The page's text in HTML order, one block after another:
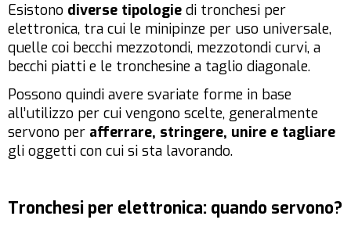
Esistono diverse tipologie di tronchesi per
elettronica, tra cui le minipinze per uso universale,
quelle coi becchi mezzotondi, mezzotondi curvi, a
becchi piatti e le tronchesine a taglio diagonale.
Possono quindi avere svariate forme in base
all’utilizzo per cui vengono scelte, generalmente
servono per afferrare, stringere, unire e tagliare
gli oggetti con cui si sta lavorando.
Tronchesi per elettronica: quando servono?